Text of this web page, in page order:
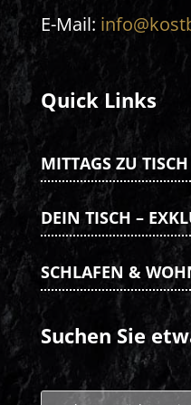
E-Mail:
Quick Links
MITTAGS ZU TISCH
DEIN TISCH –
SCHLAFEN &
Suchen Sie